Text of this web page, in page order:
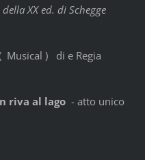
XX ed. di Schegge
Musical ) di e Regia
riva al lago- atto unico